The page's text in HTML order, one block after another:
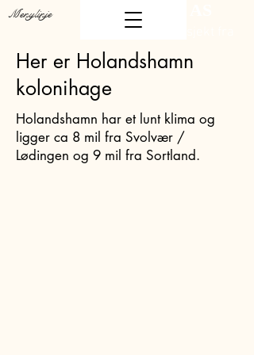
DAPA AS
Menylinje
Her er Holandshamn
kolonihage
Holandshamn har et lunt klima og
ligger ca 8 mil fra Svolvær /
Lødingen og 9 mil fra Sortland.